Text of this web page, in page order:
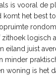
is vooral de
komt het best
logisch
eiland juist
minder
woning is het